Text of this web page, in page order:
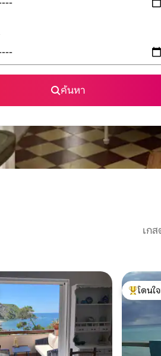
ค้นหา
เก
โดนใจเ
โดนใ